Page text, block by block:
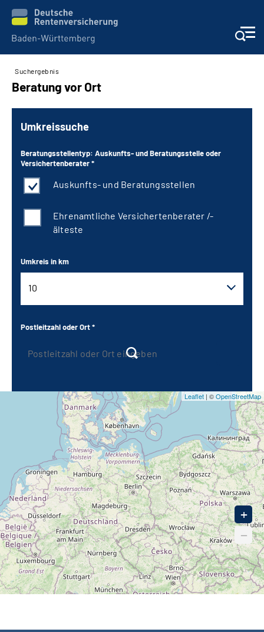
Beratung und Kontakt
Kunden
Karriere
Presse
Inhalte in Gebärdensprache (DGS)
Leichte Sprache
Mein Kundenportal
Suchergebnis
Beratung vor Ort
Umkreissuche
Beratungsstellentyp: Auskunfts- und Beratungsstelle oder
Versichertenberater *
Auskunfts- und Beratungsstellen
Ehrenamtliche Versichertenberater /-
älteste
Umkreis in km
10
Postleitzahl oder Ort *
+
−
Leaflet | ©OpenStreetMap